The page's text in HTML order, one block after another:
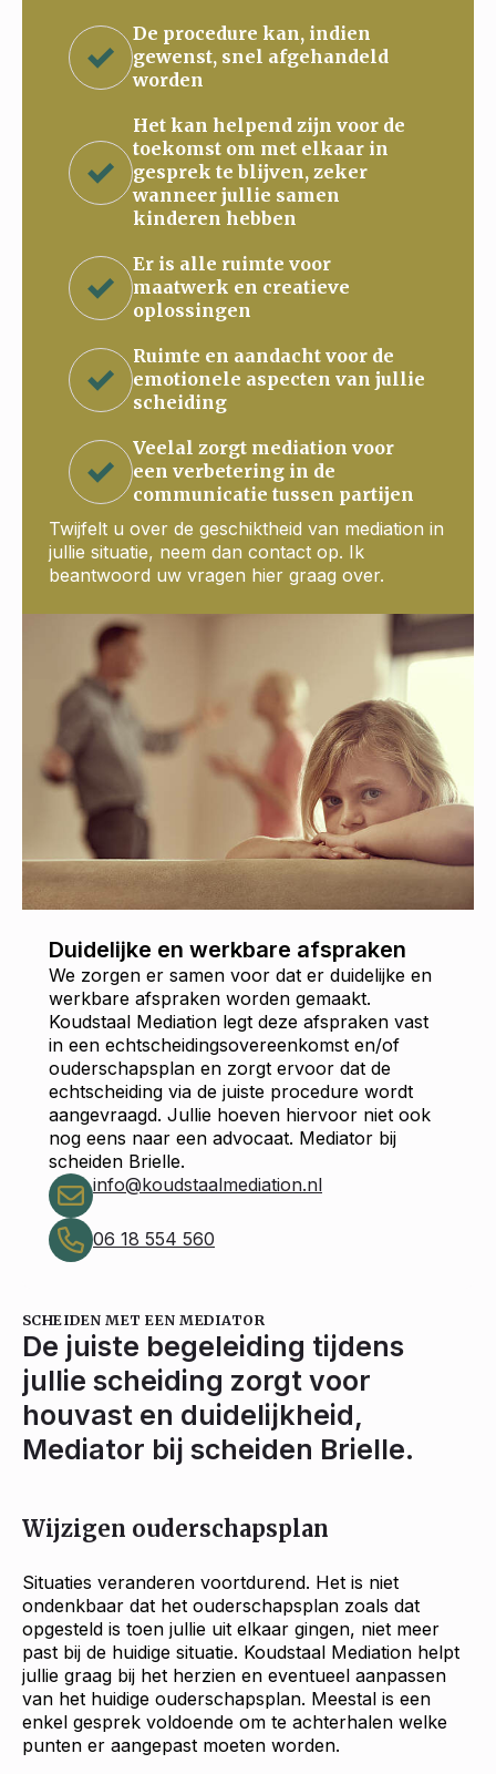
De procedure kan, indien
gewenst, snel afgehandeld
worden
Het kan helpend zijn voor de
toekomst om met elkaar in
gesprek te blijven, zeker
wanneer jullie samen
kinderen hebben
Er is alle ruimte voor
maatwerk en creatieve
oplossingen
Ruimte en aandacht voor de
emotionele aspecten van jullie
scheiding
Veelal zorgt mediation voor
een verbetering in de
communicatie tussen partijen
Twijfelt u over de geschiktheid van mediation in
jullie situatie, neem dan contact op. Ik
beantwoord uw vragen hier graag over.
Duidelijke en werkbare afspraken
We zorgen er samen voor dat er duidelijke en
werkbare afspraken worden gemaakt.
Koudstaal Mediation legt deze afspraken vast
in een echtscheidingsovereenkomst en/of
ouderschapsplan en zorgt ervoor dat de
echtscheiding via de juiste procedure wordt
aangevraagd. Jullie hoeven hiervoor niet ook
nog eens naar een advocaat. Mediator bij
scheiden Brielle.
info@koudstaalmediation.nl
06 18 554 560
SCHEIDEN MET EEN MEDIATOR
De juiste begeleiding tijdens
jullie scheiding zorgt voor
houvast en duidelijkheid,
Mediator bij scheiden Brielle.
Wijzigen ouderschapsplan
Situaties veranderen voortdurend. Het is niet
ondenkbaar dat het ouderschapsplan zoals dat
opgesteld is toen jullie uit elkaar gingen, niet meer
past bij de huidige situatie. Koudstaal Mediation helpt
jullie graag bij het herzien en eventueel aanpassen
van het huidige ouderschapsplan. Meestal is een
enkel gesprek voldoende om te achterhalen welke
punten er aangepast moeten worden.